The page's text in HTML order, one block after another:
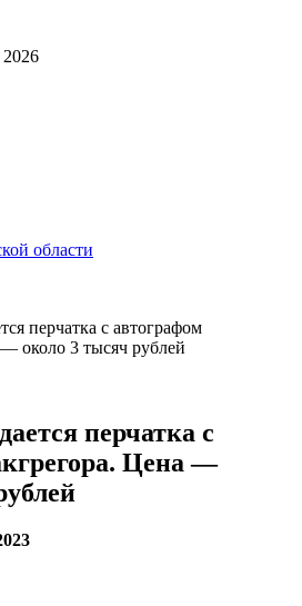
2026
области
перчатка с автографом
около 3 тысяч рублей
перчатка с
Цена —